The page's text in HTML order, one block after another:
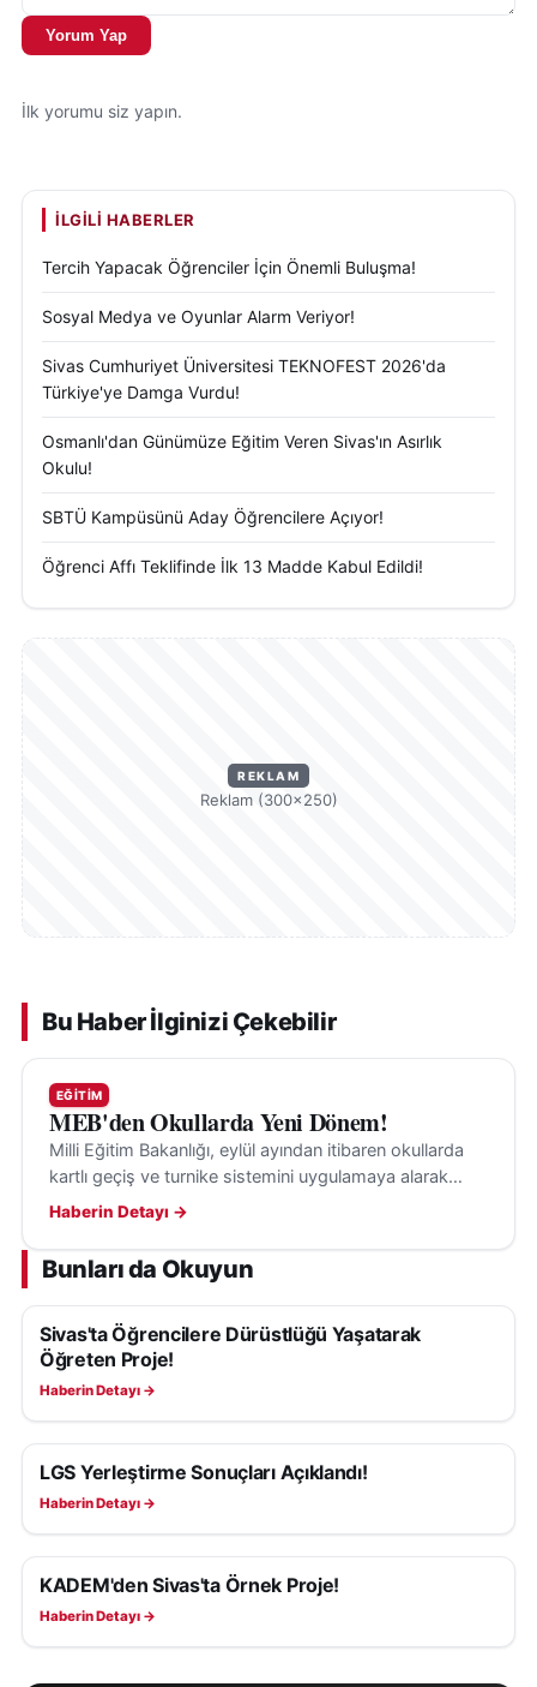
Yorum Yap
İlk yorumu siz yapın.
İLGILI HABERLER
Tercih Yapacak Öğrenciler İçin Önemli Buluşma!
Sosyal Medya ve Oyunlar Alarm Veriyor!
Sivas Cumhuriyet Üniversitesi TEKNOFEST 2026'da
Türkiye'ye Damga Vurdu!
Osmanlı'dan Günümüze Eğitim Veren Sivas'ın Asırlık
Okulu!
SBTÜ Kampüsünü Aday Öğrencilere Açıyor!
Öğrenci Affı Teklifinde İlk 13 Madde Kabul Edildi!
REKLAM
Reklam (300×250)
Bu Haber İlginizi Çekebilir
EĞITIM
MEB'den Okullarda Yeni Dönem!
Milli Eğitim Bakanlığı, eylül ayından itibaren okullarda
kartlı geçiş ve turnike sistemini uygulamaya alarak
güvenliği artırmayı hedefliyor.
Haberin Detayı →
Bunları da Okuyun
EĞITIM
Sivas'ta Öğrencilere Dürüstlüğü Yaşatarak
Öğreten Proje!
Haberin Detayı →
EĞITIM
LGS Yerleştirme Sonuçları Açıklandı!
Haberin Detayı →
EĞITIM
KADEM'den Sivas'ta Örnek Proje!
Haberin Detayı →